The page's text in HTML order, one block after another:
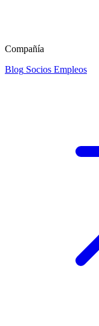
Compañía
Blog Socios Empleos